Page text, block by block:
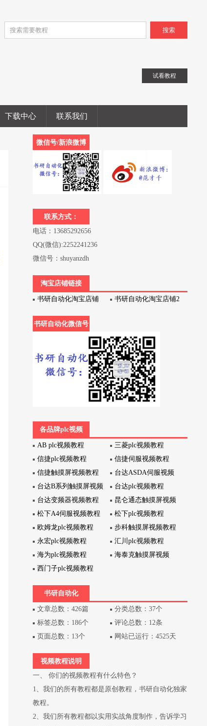
搜索
试看教程
下载中心 联系我们
微信号/新浪微博
联系方式：
电话：13685292656
QQ(微信):2252241236
微信号：shuyanzdh
淘宝店铺链接
书研自动化淘宝店铺 书研自动化淘宝店铺2
书研自动化微信号
各品牌plc视频
AB plc视频教程
三菱plc视频教程
信捷plc视频教程
信捷伺服视频教程
信捷触摸屏视频教程
台达ASDA伺服视频
台达B系列触摸屏视频
台达plc视频教程
台达变频器视频教程
昆仑通态触摸屏视频
松下A4伺服视频教程
松下plc视频教程
欧姆龙plc视频教程
步科触摸屏视频教程
永宏plc视频教程
汇川plc视频教程
海为plc视频教程
海泰克触摸屏视频
西门子plc视频教程
书研自动化
文章总数：426篇
分类总数：37个
标签总数：186个
评论总数：12条
页面总数：13个
网站已运行：4525天
视频教程说明
一、 你们的视频教程有什么特色？
1、我们的所有教程都是原创教程，书研自动化独家
教程。
2、我们所有教程都以实用实战角度制作，告诉学习